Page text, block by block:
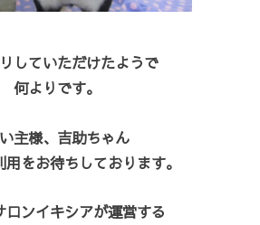
していただけたようで
何よりです。
主様、吉助ちゃん
用をお待ちしております。
ロンイキシアが運営する